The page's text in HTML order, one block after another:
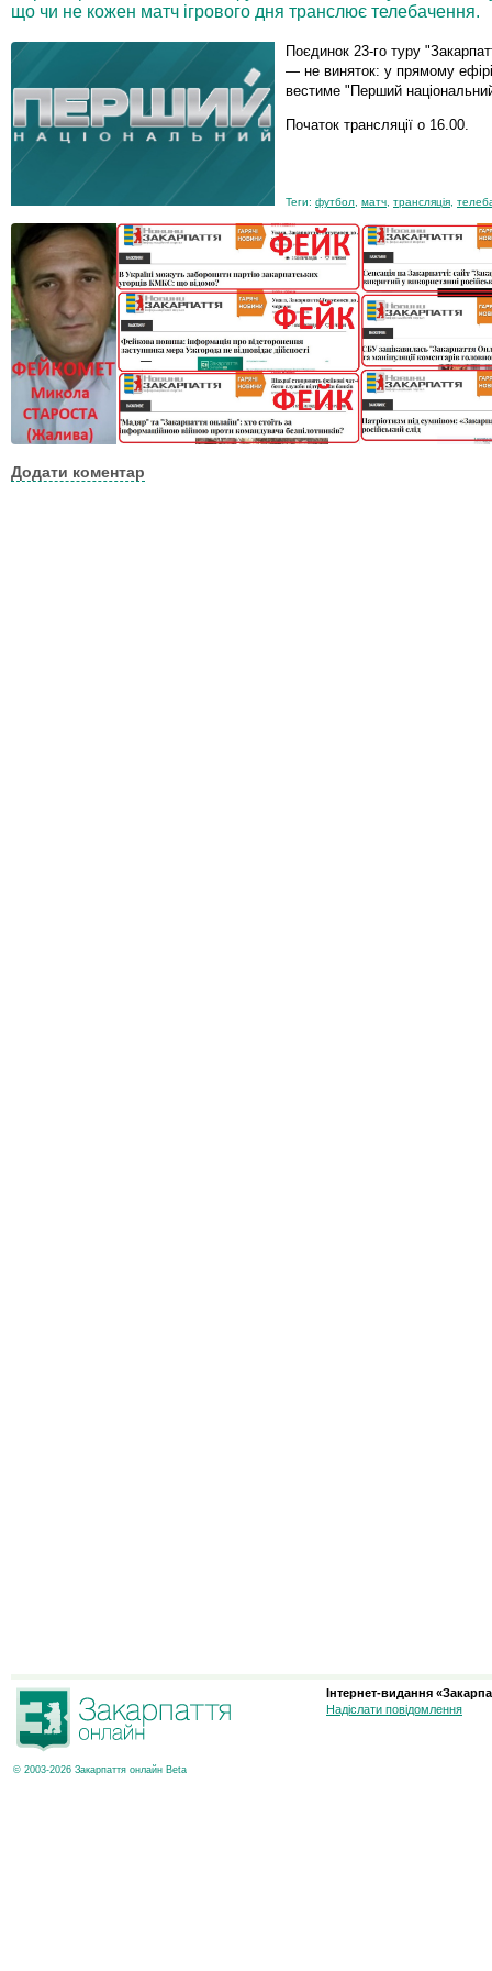
що чи не кожен матч ігрового дня транслює телебачення.
Поєдинок 23-го туру
— не виняток: у прямому
вестиме "Перший
Початок трансляції о 16.00.
Теги: футбол матч трансляція
Додати коментар
© 2003-2026 Закарпаття онлайн Beta
Інтернет-видання
Надіслати повідомлення